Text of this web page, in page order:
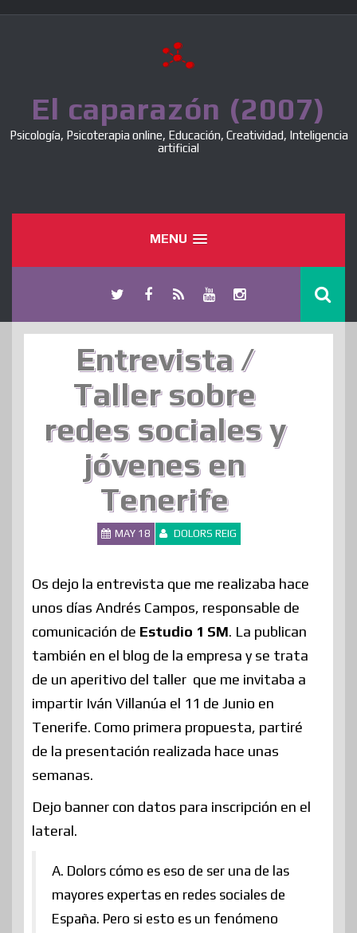
El caparazón (2007)
Psicología, Psicoterapia online, Educación, Creatividad, Inteligencia
artificial
MENU
Entrevista /
Taller sobre
redes sociales y
jóvenes en
Tenerife
MAY 18 DOLORS REIG
Os dejo la entrevista que me realizaba hace
unos días Andrés Campos, responsable de
comunicación de Estudio 1 SM. La publican
también en el blog de la empresa y se trata
de un aperitivo del taller que me invitaba a
impartir Iván Villanúa el 11 de Junio en
Tenerife. Como primera propuesta, partiré
de la presentación realizada hace unas
semanas.
Dejo banner con datos para inscripción en el
lateral.
A. Dolors cómo es eso de ser una de las
mayores expertas en redes sociales de
España. Pero si esto es un fenómeno